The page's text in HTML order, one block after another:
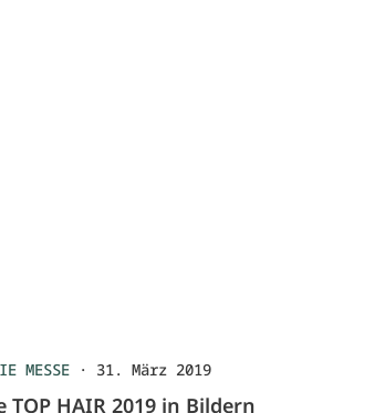
MESSE· 31. März 2019
TOP HAIR 2019 in Bildern